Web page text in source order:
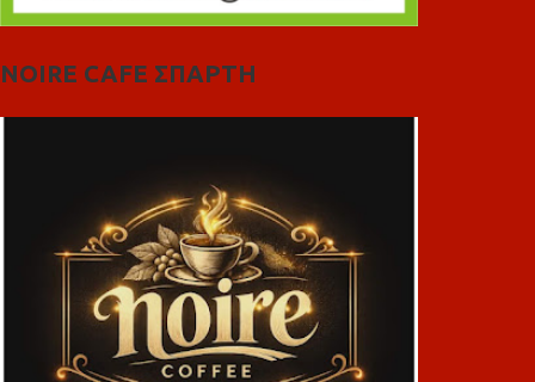
NOIRE CAFE ΣΠΑΡΤΗ